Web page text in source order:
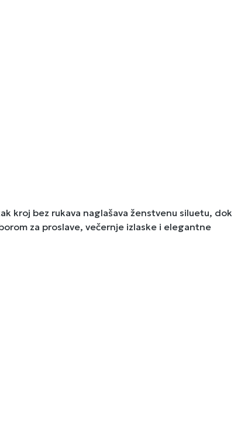
kroj bez rukava naglašava ženstvenu siluetu, dok
za proslave, večernje izlaske i elegantne